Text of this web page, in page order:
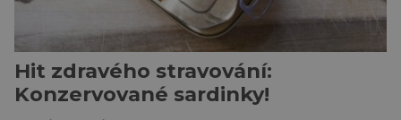
Hit zdravého stravování:
Konzervované sardinky!